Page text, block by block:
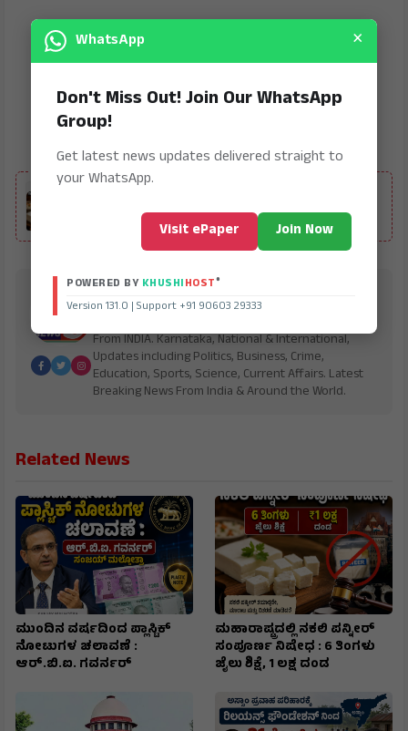
ALSO READ
ತಿಂಗಳು ಜೈಲು ಶಿಕ್ಷೆ, ₹1 ಲಕ್ಷ ದಂಡ
Bharath Vaibhav
From INDIA. Karnataka, National & International,
Updates including Politics, Business, Crime,
Education, Sports, Science, Current Affairs. Latest
Breaking News From India & Around the World.
Related News
ಮುಂದಿನ ವರ್ಷದಿಂದ ಪ್ಲಾಸ್ಟಿಕ್
ನೋಟುಗಳ ಚಲಾವಣೆ :
ಆರ್‌.ಬಿ.ಐ. ಗವರ್ನರ್
ಮಹಾರಾಷ್ಟ್ರದಲ್ಲಿ ನಕಲಿ ಪನ್ನೀರ್
ಸಂಪೂರ್ಣ ನಿಷೇಧ : 6 ತಿಂಗಳು
ಜೈಲು ಶಿಕ್ಷೆ, ₹1 ಲಕ್ಷ ದಂಡ
WhatsApp ×
Don't Miss Out! Join Our WhatsApp
Group!
Get latest news updates delivered straight to
your WhatsApp.
Visit ePaper Join Now
POWERED BY KHUSHIHOST®
Version 131.0 | Support +91 90603 29333